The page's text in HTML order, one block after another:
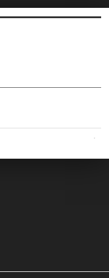
북5
북5